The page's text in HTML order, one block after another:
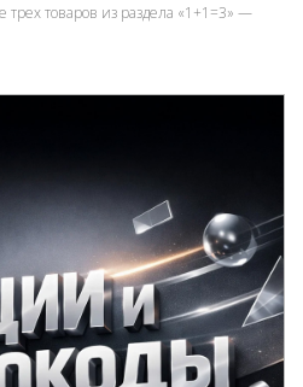
товаров из раздела «1+1=3» —